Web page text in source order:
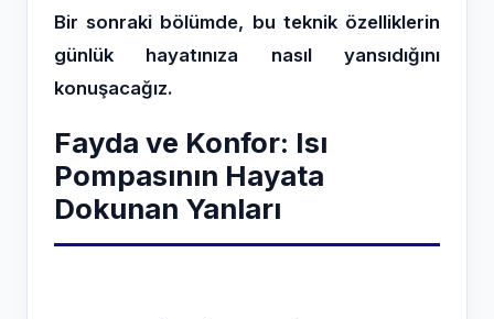
Bir sonraki bölümde, bu teknik özelliklerin
günlük hayatınıza nasıl yansıdığını
konuşacağız.
Fayda ve Konfor: Isı
Pompasının Hayata
Dokunan Yanları